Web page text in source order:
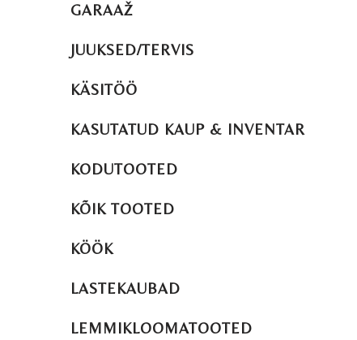
GARAAŽ
JUUKSED/TERVIS
KÄSITÖÖ
KASUTATUD KAUP & INVENTAR
KODUTOOTED
KÕIK TOOTED
KÖÖK
LASTEKAUBAD
LEMMIKLOOMATOOTED